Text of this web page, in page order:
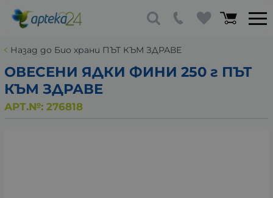
Назад до Био храни ПЪТ КЪМ ЗДРАВЕ
ОВЕСЕНИ ЯДКИ ФИНИ 250 г ПЪТ
КЪМ ЗДРАВЕ
АРТ.№: 276818